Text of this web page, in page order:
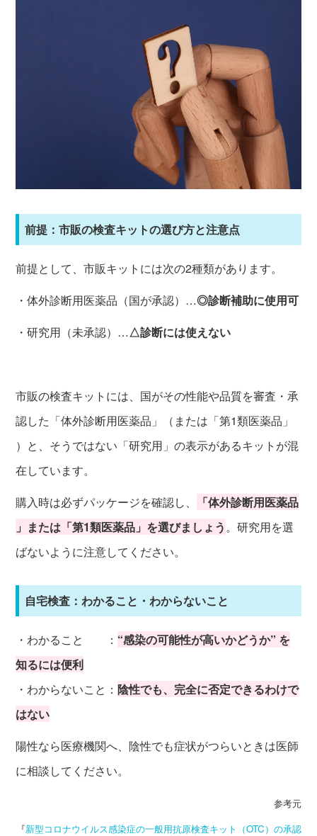
前提：市販の検査キットの選び方と注意点
前提として、市販キットには次の2種類があります。
・体外診断用医薬品（国が承認）…◎診断補助に使用可
・研究用（未承認）…△診断には使えない
市販の検査キットには、国がその性能や品質を審査・承
認した「体外診断用医薬品」（または「第1類医薬品」
）と、そうではない「研究用」の表示があるキットが混
在しています。
購入時は必ずパッケージを確認し、
「体外診断用医薬品
」または「第1類医薬品」を選びましょう。研究用を選
ばないように注意してください。
自宅検査：わかること・わからないこと
・わかること ： “感染の可能性が高いかどうか” を
知るには便利
・わからないこと：陰性でも、完全に否定できるわけで
はない
陽性なら医療機関へ、陰性でも症状がつらいときは医師
に相談してください。
参考元
『新型コロナウイルス感染症の一般用抗原検査キット（OTC）の承認